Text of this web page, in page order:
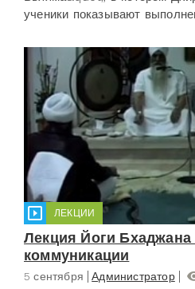
ученики показывают
ЛЕКЦИИ
Лекция Йоги Бхаджана
коммуникации
5 сентября Администратор